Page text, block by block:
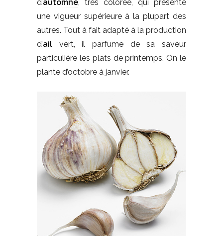
d’automne, très colorée, qui présente
une vigueur supérieure à la plupart des
autres. Tout à fait adapté à la production
d’ail vert, il parfume de sa saveur
particulière les plats de printemps. On le
plante d’octobre à janvier.